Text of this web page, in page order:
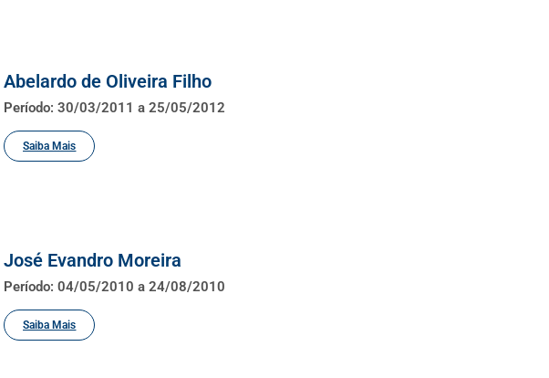
Abelardo de Oliveira Filho
Período: 30/03/2011 a 25/05/2012
Saiba Mais
José Evandro Moreira
Período: 04/05/2010 a 24/08/2010
Saiba Mais